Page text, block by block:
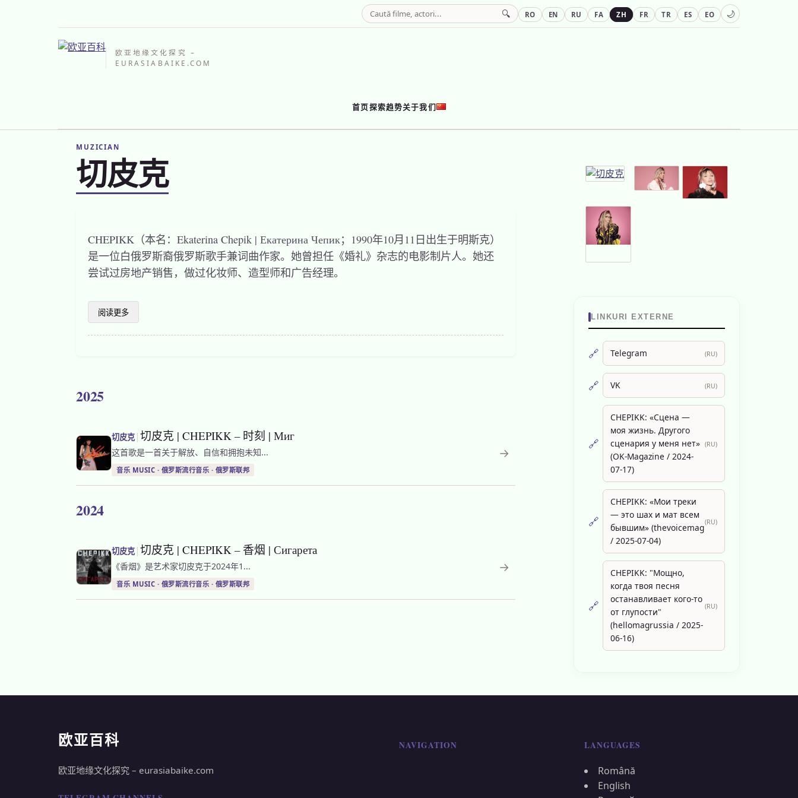
欧亚地缘文化探究 –
EURASIABAIKE.COM
首页探索趋势关于我们
🔍 RO EN RU FA ZH FR TR ES EO 🌙
MUZICIAN
切皮克
CHEPIKK（本名：Ekaterina Chepik | Екатерина Чепик；1990年10月11日出生于明斯克）
是一位白俄罗斯裔俄罗斯歌手兼词曲作家。她曾担任《婚礼》杂志的电影制片人。她还
尝试过房地产销售，做过化妆师、造型师和广告经理。
阅读更多
2025
切皮克 |切皮克 | CHEPIKK – 时刻 | Миг
这首歌是一首关于解放、自信和拥抱未知...
音乐 MUSIC · 俄罗斯流行音乐 · 俄罗斯联邦
→
2024
切皮克 |切皮克 | CHEPIKK – 香烟 | Сигарета
《香烟》是艺术家切皮克于2024年1...
音乐 MUSIC · 俄罗斯流行音乐 · 俄罗斯联邦
→
LINKURI EXTERNE
🔗 Telegram (RU)
🔗 VK (RU)
🔗
CHEPIKK: «Сцена —
моя жизнь. Другого
сценария у меня нет»
(OK-Magazine / 2024-
07-17)
(RU)
🔗
CHEPIKK: «Мои треки
— это шах и мат всем
бывшим» (thevoicemag
/ 2025-07-04)
(RU)
🔗
CHEPIKK: "Мощно,
когда твоя песня
останавливает кого-то
от глупости"
(hellomagrussia / 2025-
06-16)
(RU)
欧亚百科
欧亚地缘文化探究 – eurasiabaike.com
NAVIGATION LANGUAGES
Română
English